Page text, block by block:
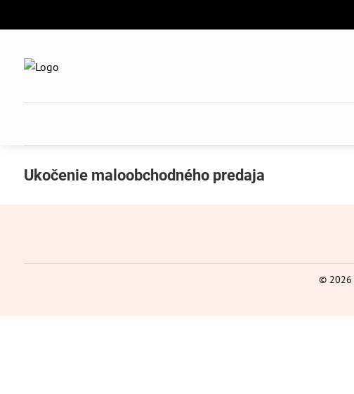
Ukočenie maloobchodného predaja
© 2026